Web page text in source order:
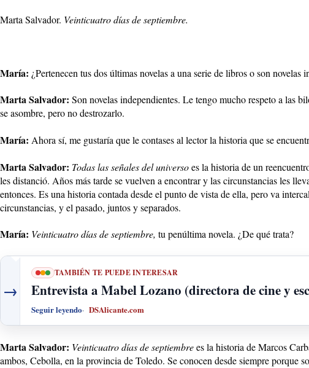
Marta Salvador. Veinticuatro días de septiembre.
María: ¿Pertenecen tus dos últimas novelas a una serie de libros o son novelas
Marta Salvador: Son novelas independientes. Le tengo mucho respeto a las
se asombre, pero no destrozarlo.
María: Ahora sí, me gustaría que le contases al lector la historia que se
Marta Salvador: Todas las señales del universoes la historia de un
les distanció. Años más tarde se vuelven a encontrar y las circunstancias les
entonces. Es una historia contada desde el punto de vista de ella, pero va
circunstancias, y el pasado, juntos y separados.
María: Veinticuatro días de septiembre, tu penúltima novela. ¿De qué trata?
→
TAMBIÉN TE PUEDE INTERESAR
Entrevista a Mabel Lozano (directora de cine y
Seguir leyendo DSAlicante.com
Marta Salvador: Veinticuatro días de septiembrees la historia de Marcos
ambos, Cebolla, en la provincia de Toledo. Se conocen desde siempre porque